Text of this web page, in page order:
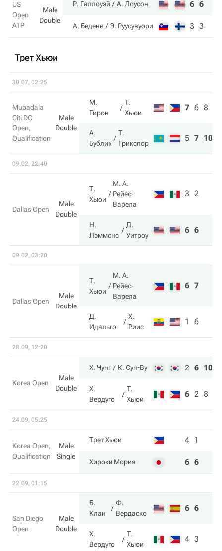
US
Open
ATP
Male
Double
Р. Галлоуэй А. Лоусон 6 6
А. Бедене Э. Руусувуори 3 3
Трет Хьюи
30.07, 02:25
Mubadala
Citi DC
Open,
Qualification
Male
Double
М.
Гирон
Т.
Хьюи
7 6 8
А.
Бублик
Т.
Грикспор
5 7 10
09.02, 22:40
Dallas Open
Male
Double
Т.
Хьюи
М. А.
Рейес-
Варела
3 2
Н.
Лэммонс
Д.
Уитроу
6 6
09.02, 03:20
Dallas Open
Male
Double
Т.
Хьюи
М. А.
Рейес-
Варела
6 7
Д.
Идальго
Х.
Риис
1 6
28.09, 12:20
Korea Open
Male
Double
Х. Чунг К. Сун-Ву 2 6 10
Х.
Вердуго
Т.
Хьюи
6 2 8
24.09, 05:25
Korea Open,
Qualification
Male
Single
Трет Хьюи 4 1
Хироки Мория 6 6
22.09, 01:15
San Diego
Open
Male
Double
Б.
Клан
Ф.
Вердаско
6 6
Х.
Вердуго
Т.
Хьюи
4 3